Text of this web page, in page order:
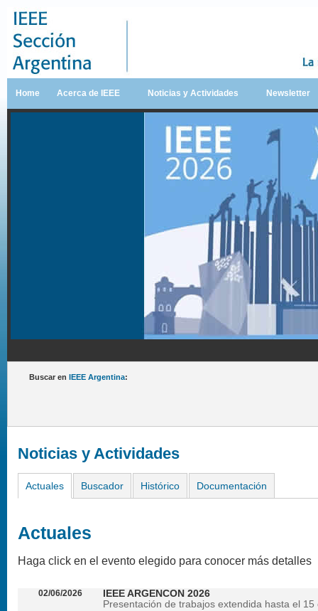
Home Acerca de IEEE Noticias y Actividades Newsletter
Buscar en IEEE Argentina:
Noticias y Actividades
Actuales Buscador Histórico Documentación
Actuales
Haga click en el evento elegido para conocer más detalles
02/06/2026
IEEE ARGENCON 2026
Presentación de trabajos extendida hasta el 15